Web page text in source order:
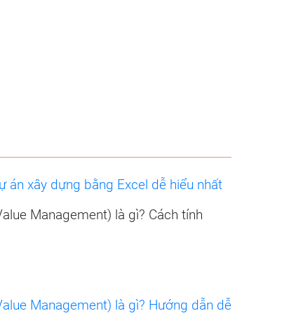
án xây dựng bằng Excel dễ hiểu nhất
Management) là gì? Cách tính
Management) là gì? Hướng dẫn dễ